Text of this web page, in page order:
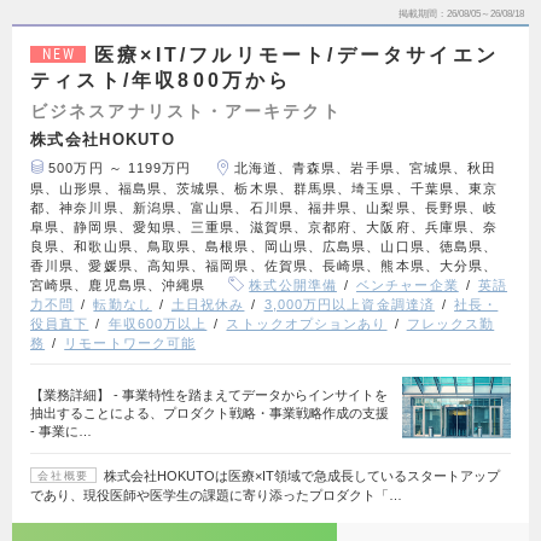
掲載期間 26/08/05～26/08/18
NEW
医療×IT/フルリモート/データサイエン
ティスト/年収800万から
ビジネスアナリスト・アーキテクト
株式会社HOKUTO
500万円 ～ 1199万円
北海道、青森県、岩手県、宮城県、秋田
県、山形県、福島県、茨城県、栃木県、群馬県、埼玉県、千葉県、東京
都、神奈川県、新潟県、富山県、石川県、福井県、山梨県、長野県、岐
阜県、静岡県、愛知県、三重県、滋賀県、京都府、大阪府、兵庫県、奈
良県、和歌山県、鳥取県、島根県、岡山県、広島県、山口県、徳島県、
香川県、愛媛県、高知県、福岡県、佐賀県、長崎県、熊本県、大分県、
宮崎県、鹿児島県、沖縄県
株式公開準備 ベンチャー企業
英語
力不問
転勤なし 土日祝休み 3,000万円以上資金調達済
社長・
役員直下
年収600万以上 ストックオプションあり
フレックス勤
務
リモートワーク可能
【業務詳細】 - 事業特性を踏まえてデータからインサイトを
抽出することによる、プロダクト戦略・事業戦略作成の支援
- 事業に…
会社概要
株式会社HOKUTOは医療×IT領域で急成長しているスタートアップ
であり、現役医師や医学生の課題に寄り添ったプロダクト「…